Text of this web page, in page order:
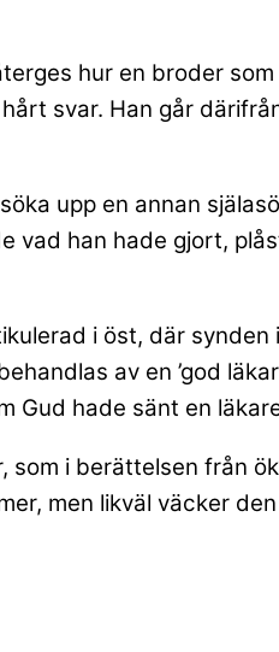
hur en broder
svar. Han går
upp en annan
vad han hade gjort,
i öst, där
av en ’god
Gud hade sänt en
i berättelsen från
men likväl väcker